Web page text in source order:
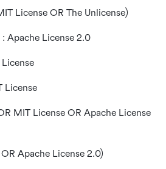
License OR The Unlicense)
Apache License 2.0
License
MIT License OR Apache License
Apache License 2.0)